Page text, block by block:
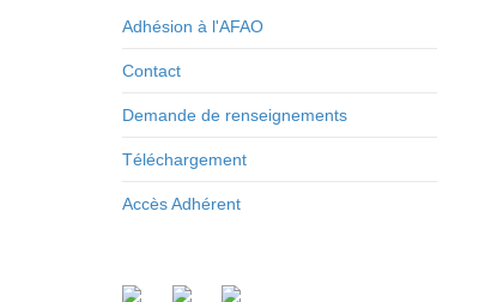
Adhésion à l'AFAO
Contact
Demande de renseignements
Téléchargement
Accès Adhérent